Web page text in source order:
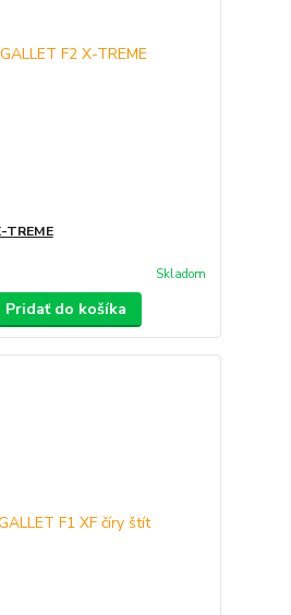
TREME
Skladom
Pridať do košíka